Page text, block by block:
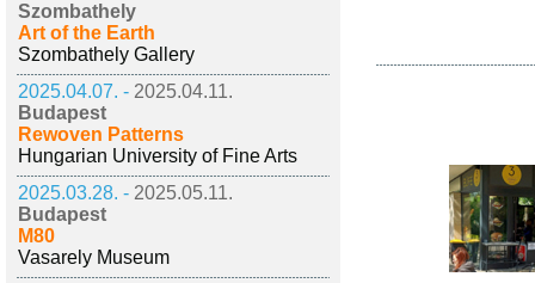
Szombathely
Art of the Earth
Szombathely Gallery
2025.04.07. - 2025.04.11.
Budapest
Rewoven Patterns
Hungarian University of Fine Arts
2025.03.28. - 2025.05.11.
Budapest
M80
Vasarely Museum